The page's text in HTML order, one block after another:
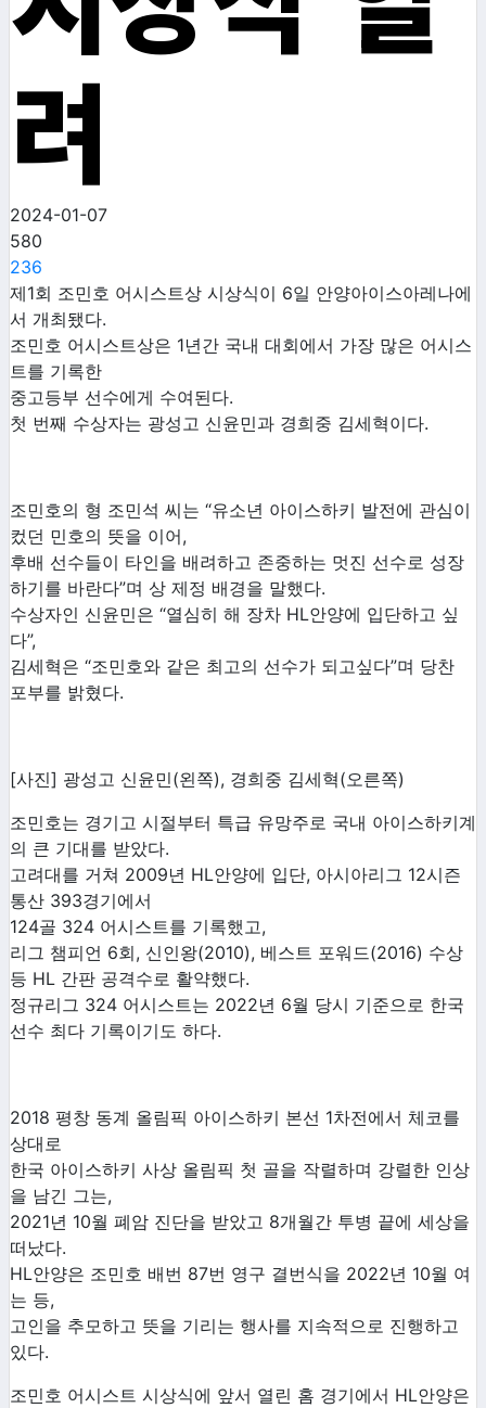
려
2024-01-07
580
236
제1회 조민호 어시스트상 시상식이 6일 안양아이스아레나에
서 개최됐다.
조민호 어시스트상은 1년간 국내 대회에서 가장 많은 어시스
트를 기록한
중고등부 선수에게 수여된다.
첫 번째 수상자는 광성고 신윤민과 경희중 김세혁이다.
조민호의 형 조민석 씨는 “유소년 아이스하키 발전에 관심이
컸던 민호의 뜻을 이어,
후배 선수들이 타인을 배려하고 존중하는 멋진 선수로 성장
하기를 바란다”며 상 제정 배경을 말했다.
수상자인 신윤민은 “열심히 해 장차 HL안양에 입단하고 싶
다”,
김세혁은 “조민호와 같은 최고의 선수가 되고싶다”며 당찬
포부를 밝혔다.
[사진] 광성고 신윤민(왼쪽), 경희중 김세혁(오른쪽)
조민호는 경기고 시절부터 특급 유망주로 국내 아이스하키계
의 큰 기대를 받았다.
고려대를 거쳐 2009년 HL안양에 입단, 아시아리그 12시즌
통산 393경기에서
124골 324 어시스트를 기록했고,
리그 챔피언 6회, 신인왕(2010), 베스트 포워드(2016) 수상
등 HL 간판 공격수로 활약했다.
정규리그 324 어시스트는 2022년 6월 당시 기준으로 한국
선수 최다 기록이기도 하다.
2018 평창 동계 올림픽 아이스하키 본선 1차전에서 체코를
상대로
한국 아이스하키 사상 올림픽 첫 골을 작렬하며 강렬한 인상
을 남긴 그는,
2021년 10월 폐암 진단을 받았고 8개월간 투병 끝에 세상을
떠났다.
HL안양은 조민호 배번 87번 영구 결번식을 2022년 10월 여
는 등,
고인을 추모하고 뜻을 기리는 행사를 지속적으로 진행하고
있다.
조민호 어시스트 시상식에 앞서 열린 홈 경기에서 HL안양은